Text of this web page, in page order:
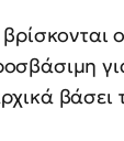
βρίσκονται
βάσει